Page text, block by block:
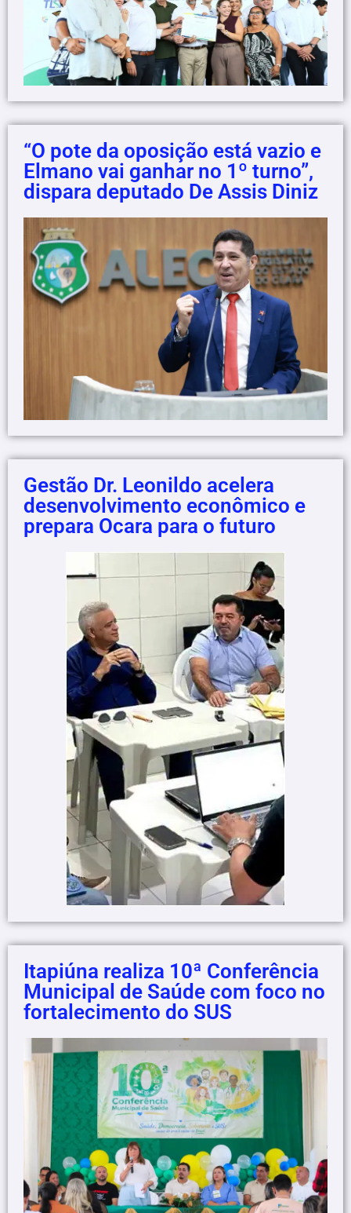
“O pote da oposição está vazio e
Elmano vai ganhar no 1º turno”,
dispara deputado De Assis Diniz
Gestão Dr. Leonildo acelera
desenvolvimento econômico e
prepara Ocara para o futuro
Itapiúna realiza 10ª Conferência
Municipal de Saúde com foco no
fortalecimento do SUS